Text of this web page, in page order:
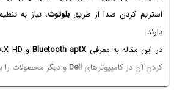
استریم کردن صدا از طریقبلوتوث، نیاز به
دارند.
در این مقاله به معرفیBluetooth aptX
کردن آن در کامپیوترهایDell‌و دیگر محصولات را